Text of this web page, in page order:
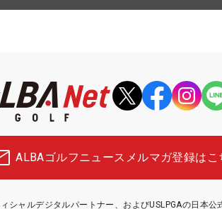
ALBAゴルフニュース メルマガ登録はこ
シャルデジタルパートナー、およびUSLPGAの日本公